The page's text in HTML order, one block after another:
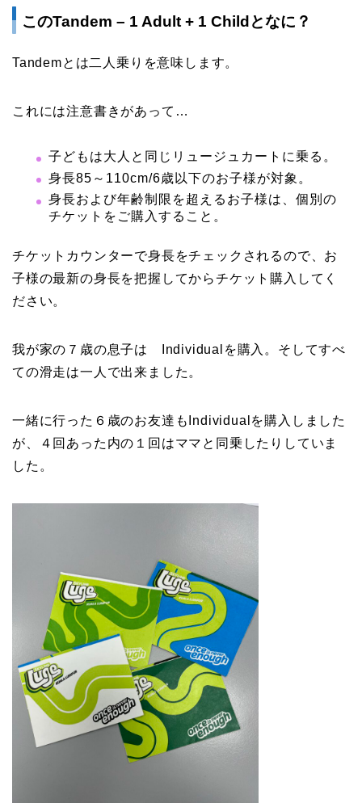
このTandem – 1 Adult + 1 Childとなに？
Tandemとは二人乗りを意味します。
これには注意書きがあって…
子どもは大人と同じリュージュカートに乗る。
身長85～110cm/6歳以下のお子様が対象。
身長および年齢制限を超えるお子様は、個別の
チケットをご購入すること。
チケットカウンターで身長をチェックされるので、お
子様の最新の身長を把握してからチケット購入してく
ださい。
我が家の７歳の息子は Individualを購入。そしてすべ
ての滑走は一人で出来ました。
一緒に行った６歳のお友達もIndividualを購入しました
が、４回あった内の１回はママと同乗したりしていま
した。